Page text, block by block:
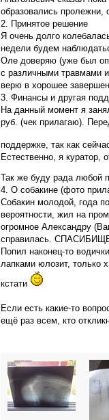
образовались пролежни,
2. Принятое решение
Я очень долго
недели будем
Оле доверяю (уже был
с различными травмами
верю в хорошее
3. Финансы и другая
На данный момент я
руб. (чек прилагаю).
поддержке, так как
Естественно, я куратор,
Так же буду рада любой
4. О собакине (фото
Собакин молодой, года
вероятности, жил на
огромное Александру
справилась. СПАСИБИЩЕ,
Попил наконец-то
лапками юлозит, только
кстати
Если есть какие-то
ещё раз всем, кто